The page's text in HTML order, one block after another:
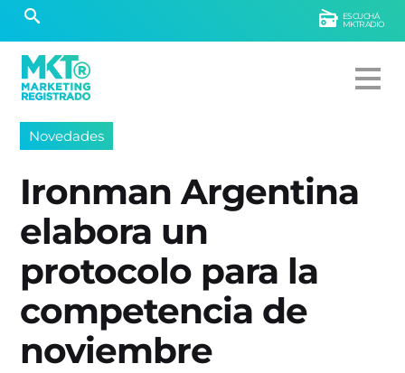
ESCUCHÁ
MKTRADIO
Novedades
Ironman Argentina
elabora un
protocolo para la
competencia de
noviembre